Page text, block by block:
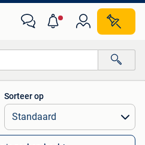
Sorteer op